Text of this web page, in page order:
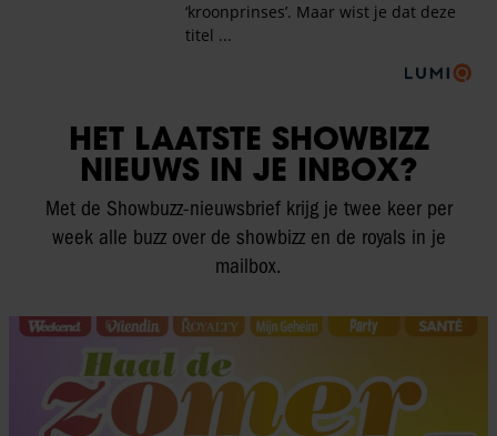
HET LAATSTE SHOWBIZZ
NIEUWS IN JE INBOX?
Met de Showbuzz-nieuwsbrief krijg je twee keer per
week alle buzz over de showbizz en de royals in je
mailbox.